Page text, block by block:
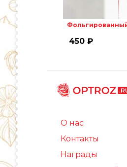
450 ₽
О нас
Контакты
Награды